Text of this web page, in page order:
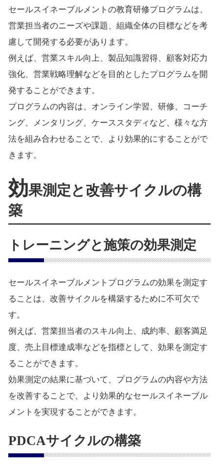
セールスイネーブルメントの教育研修プログラムは、
営業担当者のニーズや課題、組織全体の目標などを考
慮して開発する必要があります。
例えば、営業スキル向上、製品知識習得、顧客対応力
強化、営業戦略理解などを目的としたプログラムを開
発することができます。
プログラムの内容は、オンライン学習、研修、コーチ
ング、メンタリング、ケーススタディなど、様々な方
法を組み合わせることで、より効果的にすることがで
きます。
効果測定と改善サイクルの構
築
トレーニングと施策の効果測定
セールスイネーブルメントプログラムの効果を測定す
ることは、改善サイクルを構築するために不可欠で
す。
例えば、営業担当者のスキル向上、成約率、顧客満足
度、売上目標達成率などを指標として、効果を測定す
ることができます。
効果測定の結果に基づいて、プログラムの内容や方法
を改善することで、より効果的なセールスイネーブル
メントを実現することができます。
PDCAサイクルの構築